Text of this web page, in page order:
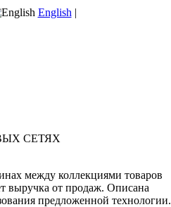
English |
СЕТЯХ
между коллекциями товаров
выручка от продаж. Описана
предложенной технологии.